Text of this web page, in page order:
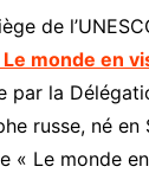
de
Le monde en
par la
russe, né
« Le monde